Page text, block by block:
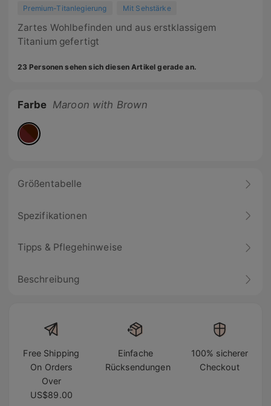
Premium-Titanlegierung Mit Sehstärke
Zartes Wohlbefinden und aus erstklassigem
Titanium gefertigt
23 Personen sehen sich diesen Artikel gerade an.
Farbe Maroon with Brown
Größentabelle
Spezifikationen
Tipps & Pflegehinweise
Beschreibung
Free Shipping
On Orders
Over
US$89.00
Einfache
Rücksendungen
100% sicherer
Checkout